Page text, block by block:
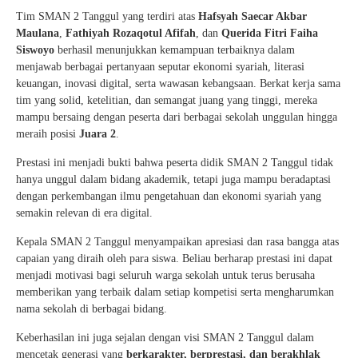
Tim SMAN 2 Tanggul yang terdiri atas Hafsyah Saecar Akbar
Maulana Fathiyah Rozaqotul Afifah , dan Querida Fitri Faiha
Siswoyo berhasil menunjukkan kemampuan terbaiknya dalam
menjawab berbagai pertanyaan seputar ekonomi syariah, literasi
keuangan, inovasi digital, serta wawasan kebangsaan. Berkat kerja sama
tim yang solid, ketelitian, dan semangat juang yang tinggi, mereka
mampu bersaing dengan peserta dari berbagai sekolah unggulan hingga
meraih posisi Juara 2
Prestasi ini menjadi bukti bahwa peserta didik SMAN 2 Tanggul tidak
hanya unggul dalam bidang akademik, tetapi juga mampu beradaptasi
dengan perkembangan ilmu pengetahuan dan ekonomi syariah yang
semakin relevan di era digital.
Kepala SMAN 2 Tanggul menyampaikan apresiasi dan rasa bangga atas
capaian yang diraih oleh para siswa. Beliau berharap prestasi ini dapat
menjadi motivasi bagi seluruh warga sekolah untuk terus berusaha
memberikan yang terbaik dalam setiap kompetisi serta mengharumkan
nama sekolah di berbagai bidang.
Keberhasilan ini juga sejalan dengan visi SMAN 2 Tanggul dalam
mencetak generasi yang berkarakter, berprestasi, dan berakhlak